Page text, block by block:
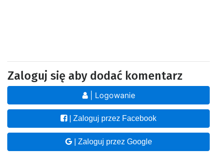
Zaloguj się aby dodać komentarz
| Logowanie
| Zaloguj przez Facebook
| Zaloguj przez Google